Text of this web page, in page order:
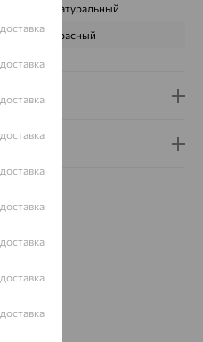
Натуральный
Красный
доставка
доставка
доставка
доставка
доставка
доставка
доставка
доставка
доставка